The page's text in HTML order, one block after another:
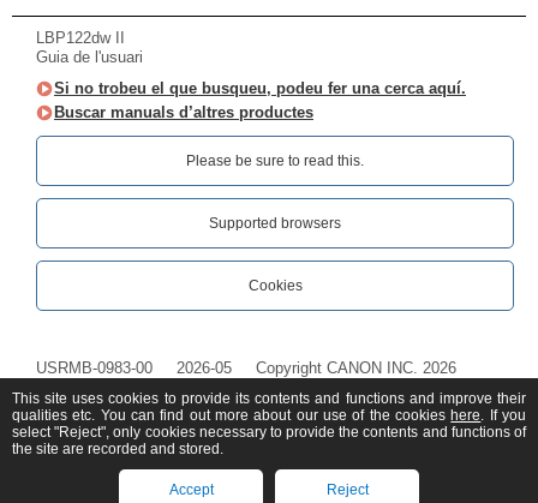
LBP122dw II
Guia de l'usuari
Si no trobeu el que busqueu, podeu fer una cerca aquí.
Buscar manuals d’altres productes
Please be sure to read this.‎
Supported browsers
Cookies
USRMB-0983-00 2026-05 Copyright CANON INC. 2026
This site uses cookies to provide its contents and functions and improve their
qualities etc. You can find out more about our use of the cookies here. If you
select "Reject", only cookies necessary to provide the contents and functions of
the site are recorded and stored.
Accept Reject